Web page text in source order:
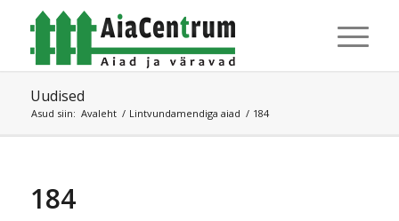
Uudised
Asud siin: Avaleht / Lintvundamendiga aiad / 184
184